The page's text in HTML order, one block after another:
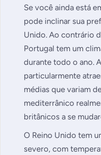
Se você ainda está
pode inclinar sua
Unido. Ao contrário
Portugal tem um
durante todo o ano.
particularmente
médias que variam
mediterrânico
britânicos a se
O Reino Unido tem
severo, com